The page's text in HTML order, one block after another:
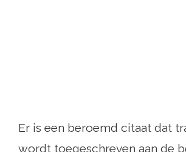
Er is een beroemd citaat dat
wordt toegeschreven aan de